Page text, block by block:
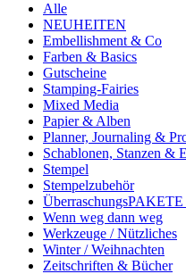
Alle
NEUHEITEN
Embellishment & Co
Farben & Basics
Gutscheine
Stamping-Fairies
Mixed Media
Papier & Alben
Planner, Journaling &
Schablonen, Stanzen &
Stempel
Stempelzubehör
Wenn weg dann weg
Werkzeuge / Nützliches
Winter / Weihnachten
Zeitschriften & Bücher